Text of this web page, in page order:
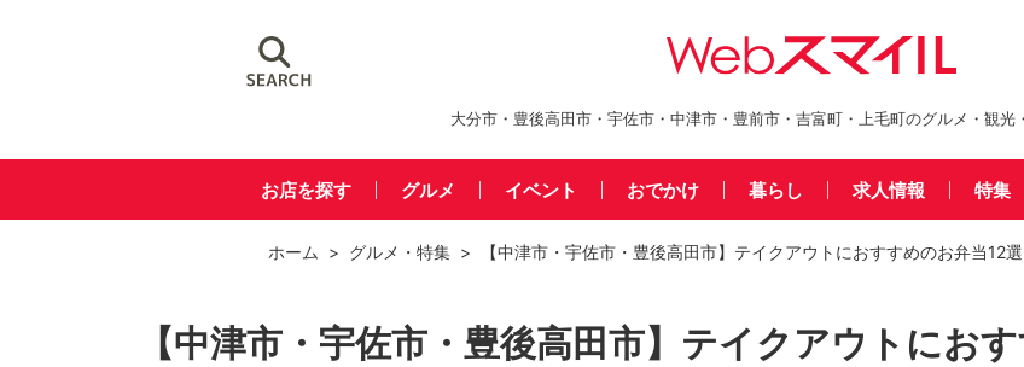
大分市・豊後高田市・宇佐市・中津市・豊前市・吉富町・上毛町のグルメ・観光
お店を探す グルメ イベント おでかけ 暮らし 求人情報 特集
ホーム > グルメ ・ 特集 > 【中津市・宇佐市・豊後高田市】テイクアウトにおすすめのお弁当12
【中津市・宇佐市・豊後高田市】テイクアウトにお